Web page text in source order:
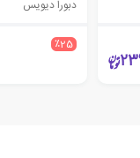
دبورا دیویس
٪25